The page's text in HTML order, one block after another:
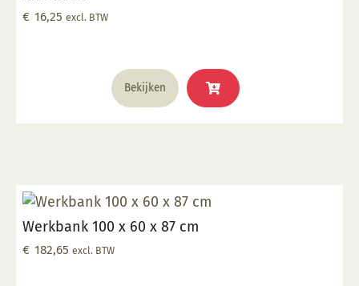
€ 16,25 excl. BTW
Bekijken
Werkbank 100 x 60 x 87 cm
€ 182,65 excl. BTW